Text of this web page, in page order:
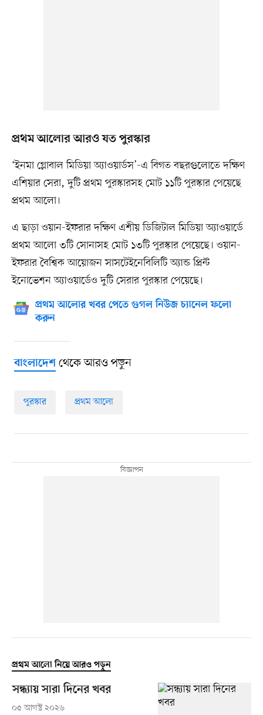
প্রথম আলোর আরও যত পুরস্কার
‘ইনমা গ্লোবাল মিডিয়া অ্যাওয়ার্ডস’-এ বিগত বছরগুলোতে দক্ষিণ
এশিয়ার সেরা, দুটি প্রথম পুরস্কারসহ মোট ১১টি পুরস্কার পেয়েছে
প্রথম আলো।
এ ছাড়া ওয়ান-ইফরার দক্ষিণ এশীয় ডিজিটাল মিডিয়া অ্যাওয়ার্ডে
প্রথম আলো ৩টি সোনাসহ মোট ১৩টি পুরস্কার পেয়েছে। ওয়ান-
ইফরার বৈশ্বিক আয়োজন সাসটেইনেবিলিটি অ্যান্ড প্রিন্ট
ইনোভেশন অ্যাওয়ার্ডেও দুটি সেরার পুরস্কার পেয়েছে।
প্রথম আলোর খবর পেতে গুগল নিউজ চ্যানেল ফলো
করুন
বাংলাদেশথেকে আরও পড়ুন
পুরস্কার প্রথম আলো
প্রথম আলো নিয়ে আরও পড়ুন
সন্ধ্যায় সারা দিনের খবর
০৫ আগস্ট ২০২৬